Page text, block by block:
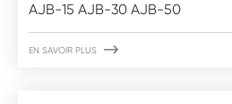
AJB-15 AJB-30 AJB-50
EN SAVOIR PLUS 